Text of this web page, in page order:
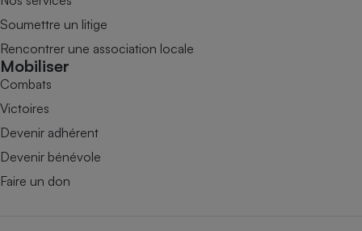
Soumettre un litige
Rencontrer une association locale
Mobiliser
Combats
Victoires
Devenir adhérent
Devenir bénévole
Faire un don